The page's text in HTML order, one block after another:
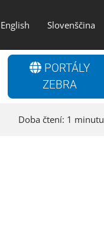
English Slovenščina
PORTÁLY
ZEBRA
Doba čtení: 1 minutu